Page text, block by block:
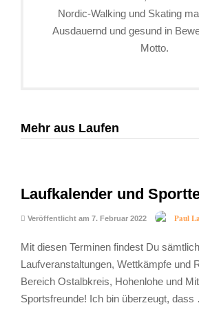
Nordic-Walking und Skating
Ausdauernd und gesund in
Motto.
Mehr aus Laufen
Laufkalender und
Veröffentlicht am 7. Februar 2022 Paul
Mit diesen Terminen findest Du
Laufveranstaltungen, Wettkämpfe und
Bereich Ostalbkreis, Hohenlohe und
Sportsfreunde! Ich bin überzeugt,